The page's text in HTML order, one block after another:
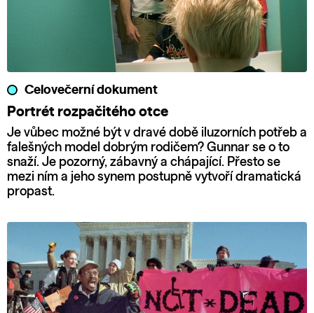
Celovečerní dokument
Portrét rozpačitého otce
Je vůbec možné být v dravé době iluzorních potřeb a
falešných model dobrým rodičem? Gunnar se o to
snaží. Je pozorný, zábavný a chápající. Přesto se
mezi ním a jeho synem postupně vytvoří dramatická
propast.